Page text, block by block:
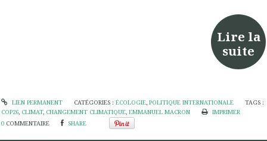
Lire la
suite
LIEN PERMANENT CATÉGORIES : ÉCOLOGIE, POLITIQUE INTERNATIONALE
TAGS :
COP26, CLIMAT, CHANGEMENT CLIMATIQUE, EMMANUEL MACRON
IMPRIMER
0 COMMENTAIRE SHARE